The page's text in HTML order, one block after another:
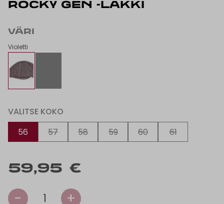
ROCKY GEN -LAKKI
VÄRI
Violetti
VALITSE KOKO
56
57 58 59 60 61
59,95 €
- 1 +